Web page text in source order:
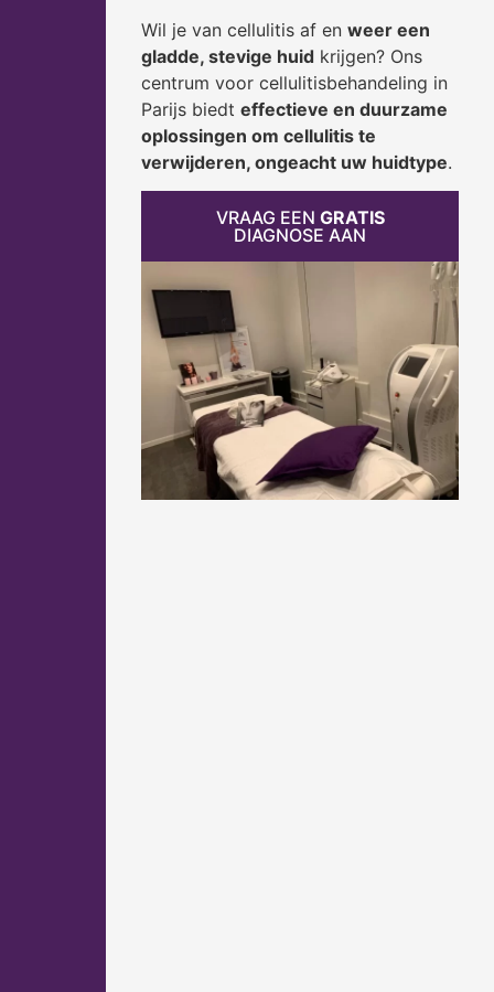
Wil je van cellulitis af en weer een
gladde, stevige huid krijgen? Ons
centrum voor cellulitisbehandeling in
Parijs biedt effectieve en duurzame
oplossingen om cellulitis te
verwijderen, ongeacht uw huidtype.
VRAAG EEN GRATIS
DIAGNOSE AAN